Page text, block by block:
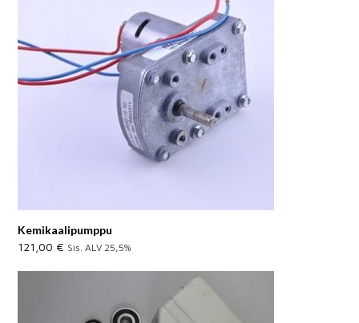
Kemikaalipumppu
121,00 € Sis. ALV 25,5%